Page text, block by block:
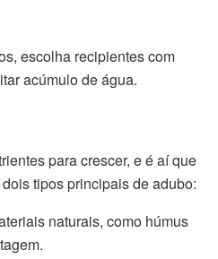
escolha recipientes com
acúmulo de água.
para crescer, e é aí que
tipos principais de adubo:
naturais, como húmus